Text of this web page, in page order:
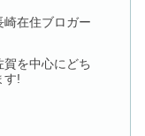
在住ブロガー
賀を中心にどち
す!